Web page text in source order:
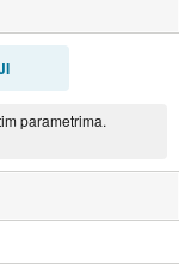
parametrima.